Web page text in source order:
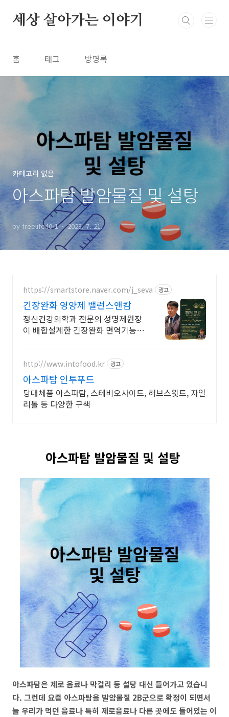
세상 살아가는 이야기
홈 태그 방명록
카테고리 없음
아스파탐 발암물질 및 설탕
by freelife40-1 2023. 7. 21.
https://smartstore.naver.com/j_seva 광고
긴장완화 영양제 밸런스앤캄
정신건강의학과 전문의 성명제원장
이 배합설계한 긴장완화 면역기능
http://www.intofood.kr 광고
아스파탐 인투푸드
당대체품 아스파탐, 스테비오사이드, 허브스윗트, 자일
리톨 등 다양한 구색
아스파탐 발암물질 및 설탕
아스파탐은 제로 음료나 막걸리 등 설탕 대신 들어가고 있습니
다. 그런데 요즘 아스파탐을 발암물질 2B군으로 확정이 되면서
늘 우리가 먹던 음료나 특히 제로음료나 다른 곳에도 들어있는 이